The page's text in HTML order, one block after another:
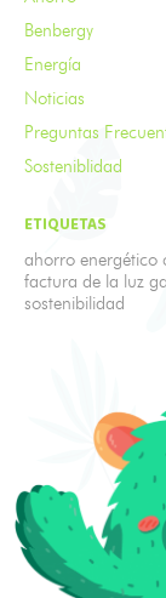
Benbergy
Energía
Noticias
Preguntas
Sosteniblidad
ETIQUETAS
ahorro energético
factura de la luz
sostenibilidad